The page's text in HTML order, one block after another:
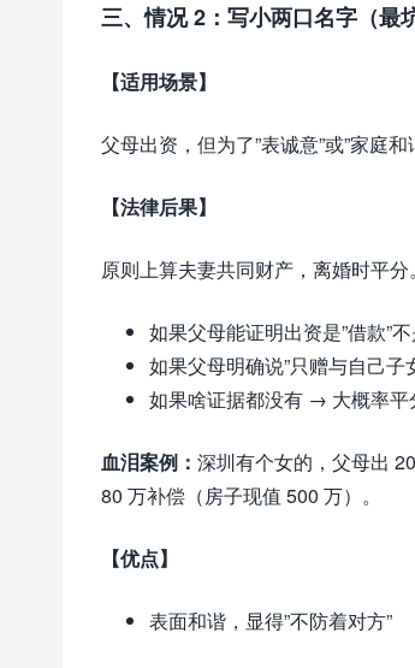
三、情况 2：写小两口名字（最
【适用场景】
父母出资，但为了”表诚意”或”家庭和
【法律后果】
原则上算夫妻共同财产，离婚时平
如果父母能证明出资是”借款”
如果父母明确说”只赠与自己
如果啥证据都没有 → 大概率平
血泪案例： 深圳有个女的，父母出
80 万补偿（房子现值 500 万）。
【优点】
表面和谐，显得”不防着对方”